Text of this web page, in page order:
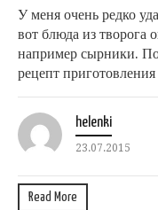
У меня очень редко
вот блюда из творога
например сырники.
рецепт
helenki
23.07.2015
Read More